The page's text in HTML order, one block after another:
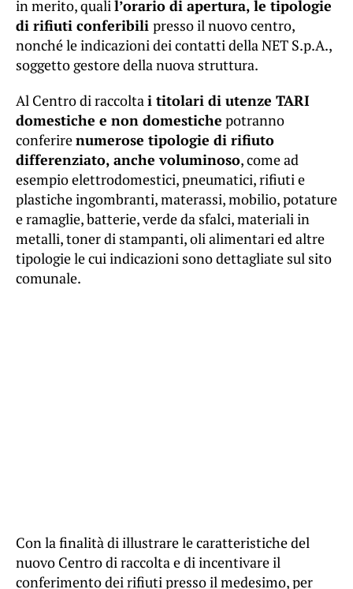
in merito, qualil’orario di apertura, le tipologie
di rifiuti conferibili presso il nuovo centro,
nonché le indicazioni dei contatti della NET S.p.A.,
soggetto gestore della nuova struttura.
Al Centro di raccoltai titolari di utenze TARI
domestiche e non domestiche potranno
conferirenumerose tipologie di rifiuto
differenziato, anche voluminoso, come ad
esempio elettrodomestici, pneumatici, rifiuti e
plastiche ingombranti, materassi, mobilio, potature
e ramaglie, batterie, verde da sfalci, materiali in
metalli, toner di stampanti, oli alimentari ed altre
tipologie le cui indicazioni sono dettagliate sul sito
comunale.
Con la finalità di illustrare le caratteristiche del
nuovo Centro di raccolta e di incentivare il
conferimento dei rifiuti presso il medesimo, per